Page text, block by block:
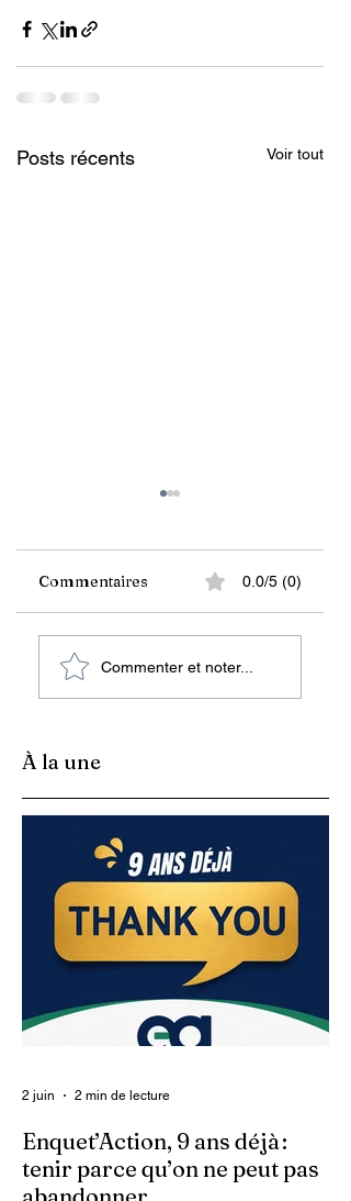
Posts récents Voir tout
consomment de
l’eau contaminée,
Commerce
Commentaires 0.0/5 (0)
Commenter et noter...
À la une
Enquet’Action, 9 ans déjà :
tenir parce qu’on ne peut pas
2 juin 2 min de lecture